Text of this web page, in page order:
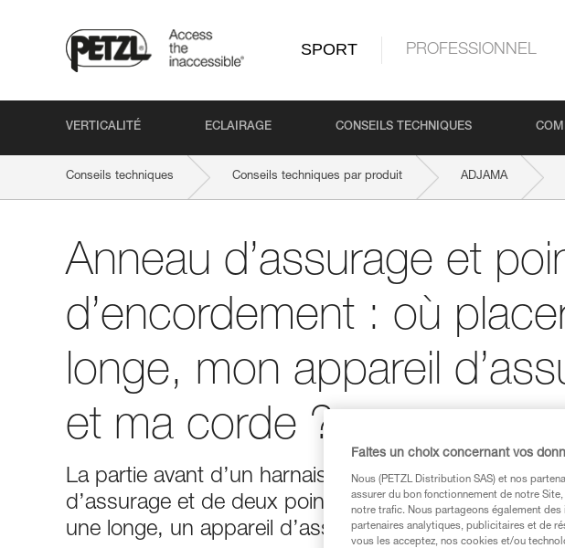
SPORT PROFESSIONNEL
VERTICALITÉ ECLAIRAGE CONSEILS TECHNIQUES
Conseils techniques Conseils techniques par produit ADJAMA
Anneau d’assurage et
d’encordement : où
longe, mon appareil
et ma corde ?
La partie avant d’un harnais d’escalade est
d’assurage et de deux points d’encordement. Ces
une longe, un appareil d’assurage et une corde.
Faites un choix concernant vos
Nous (PETZL Distribution SAS) et nos
assurer du bon fonctionnement de notre
notre trafic. Nous partageons également
partenaires analytiques, publicitaires et de
vous les acceptez, nos cookies et/ou